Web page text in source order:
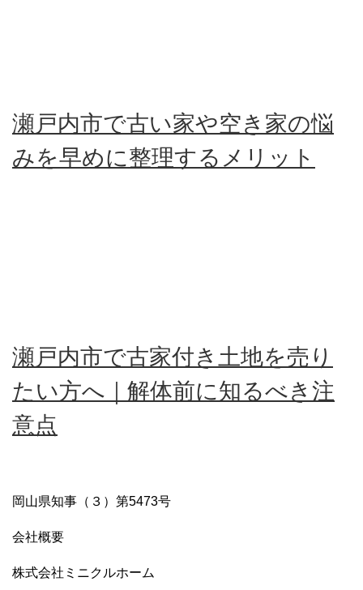
瀬戸内市で古い家や空き家の悩
みを早めに整理するメリット
瀬戸内市で古家付き土地を売り
たい方へ｜解体前に知るべき注
意点
岡山県知事（３）第5473号
会社概要
株式会社ミニクルホーム